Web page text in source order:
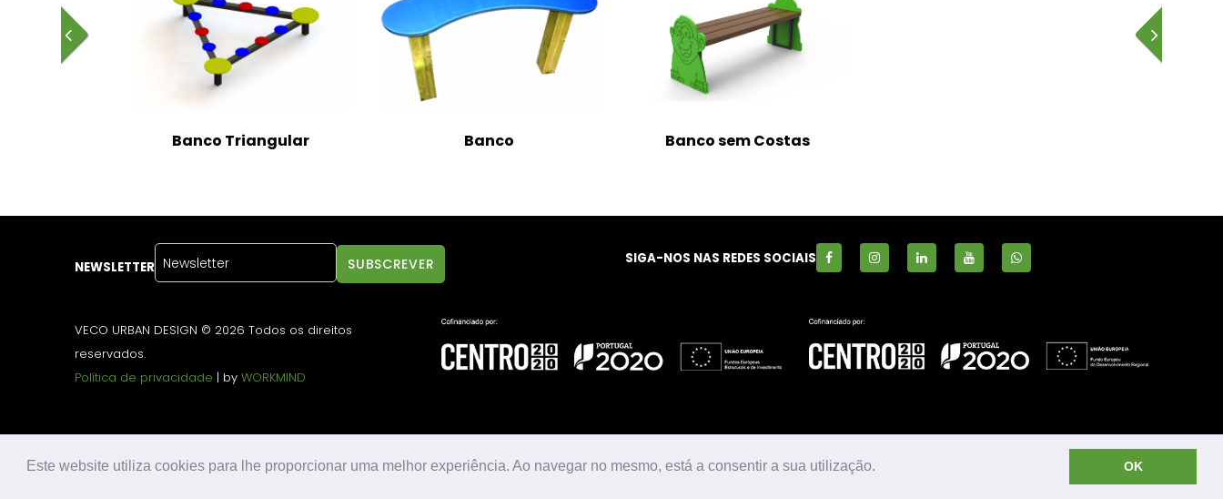
Este website utiliza cookies para lhe proporcionar uma melhor experiência. Ao navegar no mesmo, está a consentir a sua utilização. OK
Banco Triangular Banco Banco sem Costas
NEWSLETTER
SIGA-NOS NAS REDES SOCIAIS
VECO URBAN DESIGN © 2026 Todos os direitos
reservados.
Política de privacidade | byWORKMIND